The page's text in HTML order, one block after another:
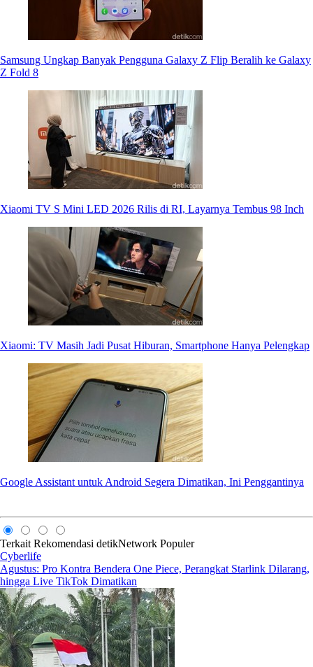
Samsung Ungkap Banyak Pengguna Galaxy Z Flip Beralih ke Galaxy
Z Fold 8
Xiaomi TV S Mini LED 2026 Rilis di RI, Layarnya Tembus 98 Inch
Xiaomi: TV Masih Jadi Pusat Hiburan, Smartphone Hanya Pelengkap
Google Assistant untuk Android Segera Dimatikan, Ini Penggantinya
Terkait Rekomendasi detikNetwork Populer
Cyberlife
Agustus: Pro Kontra Bendera One Piece, Perangkat Starlink Dilarang,
hingga Live TikTok Dimatikan